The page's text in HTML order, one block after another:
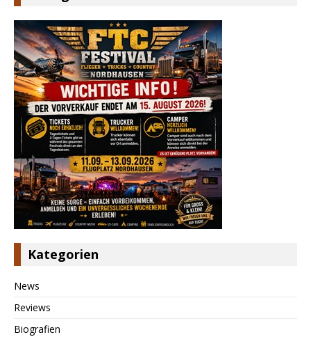
Kategorien
News
Reviews
Biografien